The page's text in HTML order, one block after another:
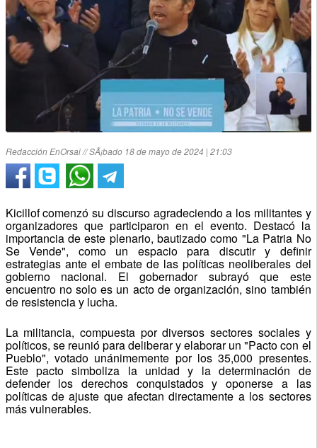
Redacción EnOrsai // SÃ¡bado 18 de mayo de 2024 | 21:03
Kicillof comenzó su discurso agradeciendo a los militantes y
organizadores que participaron en el evento. Destacó la
importancia de este plenario, bautizado como "La Patria No
Se Vende", como un espacio para discutir y definir
estrategias ante el embate de las políticas neoliberales del
gobierno nacional. El gobernador subrayó que este
encuentro no solo es un acto de organización, sino también
de resistencia y lucha.
La militancia, compuesta por diversos sectores sociales y
políticos, se reunió para deliberar y elaborar un "Pacto con el
Pueblo", votado unánimemente por los 35,000 presentes.
Este pacto simboliza la unidad y la determinación de
defender los derechos conquistados y oponerse a las
políticas de ajuste que afectan directamente a los sectores
más vulnerables.